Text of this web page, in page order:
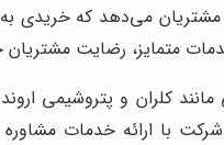
می‌دهد که خریدی
متمایز، رضایت
کلران و پتروشیمی اروند
با ارائه خدمات